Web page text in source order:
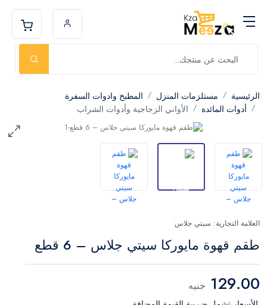
الرئيسية مستلزمات المنزل
المطبخ وادوات السفرة
أدوات المائدة
الأواني الزجاجية وأدوات الشراب
العلامة التجارية: سيتي جلاس
طقم قهوة مايوركا سيتي جلاس – 6 قطع
129.00 جنيه